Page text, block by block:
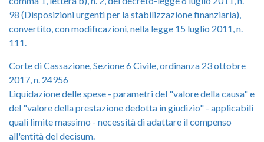
98 (Disposizioni urgenti per la stabilizzazione finanziaria),
convertito, con modificazioni, nella legge 15 luglio 2011, n.
111.
Corte di Cassazione, Sezione 6 Civile, ordinanza 23 ottobre
2017, n. 24956
Liquidazione delle spese - parametri del "valore della causa" e
del "valore della prestazione dedotta in giudizio" - applicabili
quali limite massimo - necessità di adattare il compenso
all'entità del decisum.